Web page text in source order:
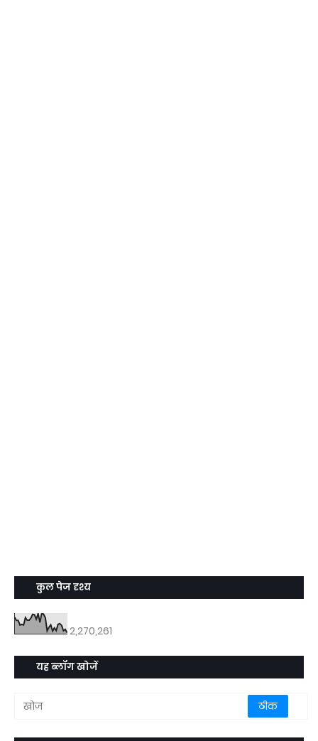
कुल पेज दृश्य
2,270,261
यह ब्लॉग खोजें